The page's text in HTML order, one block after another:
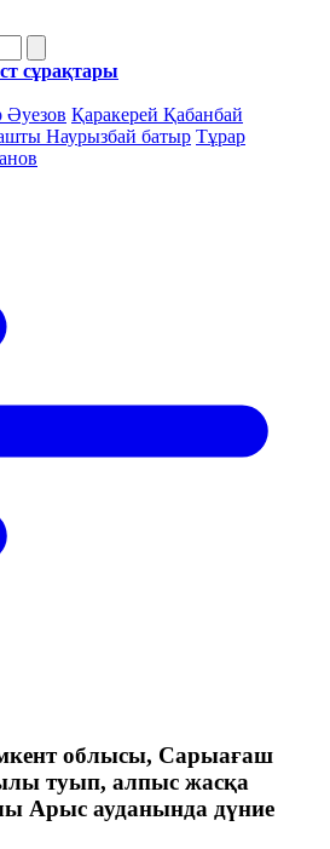
сұрақтары
Әуезов Қаракерей Қабанбай
Наурызбай батыр Тұрар
облысы, Сарыағаш
туып, алпыс жасқа
Арыс ауданында дүние